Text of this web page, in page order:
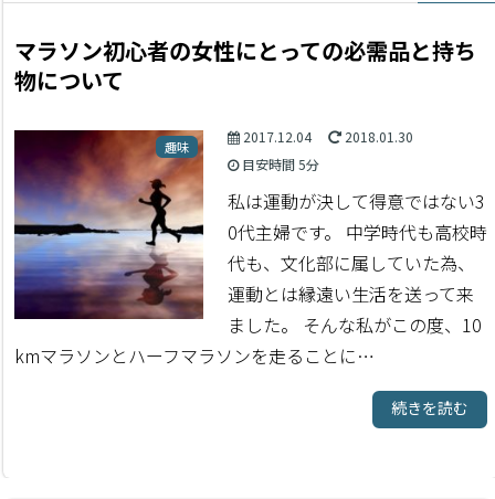
マラソン初心者の女性にとっての必需品と持ち
物について
趣味
2017.12.04
2018.01.30
目安時間5分
私は運動が決して得意ではない3
0代主婦です。 中学時代も高校時
代も、文化部に属していた為、
運動とは縁遠い生活を送って来
ました。 そんな私がこの度、10
kmマラソンとハーフマラソンを走ることに…
続きを読む